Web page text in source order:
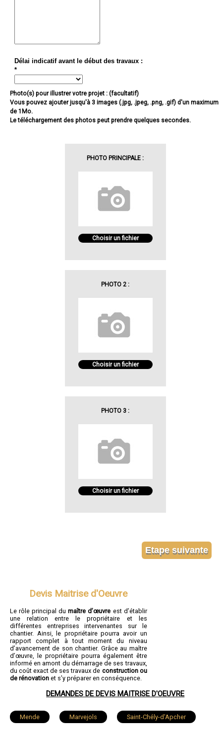
Délai indicatif avant le début des travaux :
*
Photo(s) pour illustrer votre projet : (facultatif)
Vous pouvez ajouter jusqu'à 3 images (.jpg, .jpeg, .png, .gif) d'un maximum
de 1Mo.
Le téléchargement des photos peut prendre quelques secondes.
PHOTO PRINCIPALE :
Choisir un fichier
PHOTO 2 :
Choisir un fichier
PHOTO 3 :
Choisir un fichier
Devis Maitrise d'Oeuvre
Le rôle principal dumaître d’œuvre est d’établir
une relation entre le propriétaire et les
différentes entreprises intervenantes sur le
chantier. Ainsi, le propriétaire pourra avoir un
rapport complet à tout moment du niveau
d’avancement de son chantier. Grâce au maître
d’œuvre, le propriétaire pourra également être
informé en amont du démarrage de ses travaux,
du coût exact de ses travaux de construction ou
de rénovation et s’y préparer en conséquence.
DEMANDES DE DEVIS MAITRISE D'OEUVRE
Mende Marvejols Saint-Chély-d'Apcher